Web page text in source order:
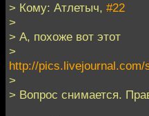
> Кому: Атлетыч, #22
>
> А, похоже вот этот
>
http://
>
> Вопрос снимается.